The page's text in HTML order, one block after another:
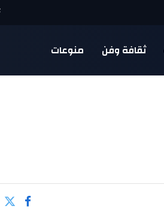
ثقافة وفن منوعات